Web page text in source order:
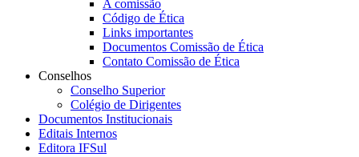
A comissão
Código de Ética
Links importantes
Documentos Comissão de Ética
Contato Comissão de Ética
Conselhos
Conselho Superior
Colégio de Dirigentes
Documentos Institucionais
Editais Internos
Editora IFSul